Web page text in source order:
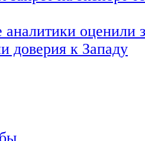
аналитики оценили
доверия к Западу